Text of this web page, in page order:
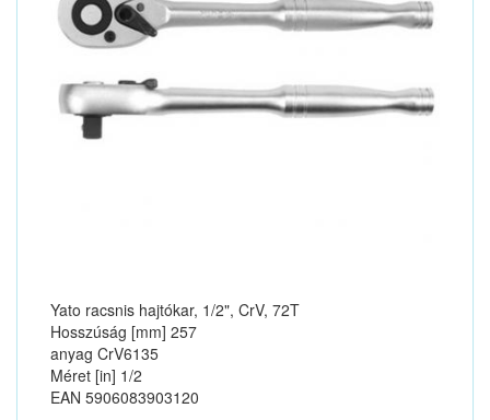
Yato racsnis hajtókar, 1/2", CrV, 72T
Hosszúság [mm] 257
anyag CrV6135
Méret [in] 1/2
EAN 5906083903120